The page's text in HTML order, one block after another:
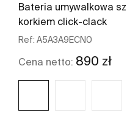
Bateria umywalkowa
korkiem click-clack
Ref: A5A3A9ECN0
Cena netto: 890 zł